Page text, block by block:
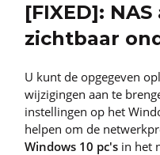
[FIXED]:
zichtbaar
U kunt de opgegeven
wijzigingen aan te
instellingen op het
helpen om de
Windows 10 pc's in het